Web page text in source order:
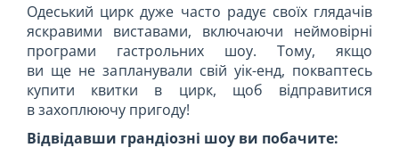
Одеський цирк дуже часто радує своїх глядачів
яскравими виставами, включаючи неймовірні
програми гастрольних шоу. Тому, якщо
ви ще не запланували свій уік-енд, покваптесь
купити квитки в цирк, щоб відправитися
в захоплюючу пригоду!
Відвідавши грандіозні шоу ви побачите: